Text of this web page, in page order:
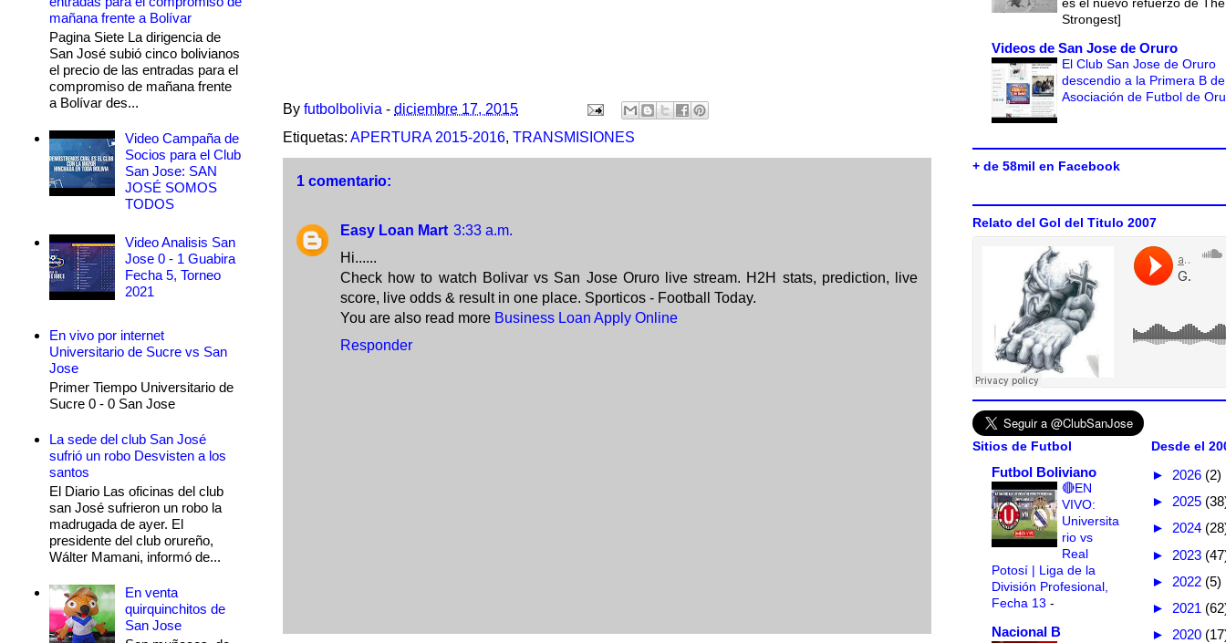
By futbolbolivia - diciembre 17, 2015
Etiquetas: APERTURA 2015-2016, TRANSMISIONES
1 comentario:
Easy Loan Mart 3:33 a.m.
Hi......
Check how to watch Bolivar vs San Jose Oruro live stream. H2H stats, prediction, live
score, live odds & result in one place. Sporticos - Football Today.
You are also read more Business Loan Apply Online
Responder
mañana frente a Bolívar
Pagina Siete La dirigencia de
San José subió cinco bolivianos
el precio de las entradas para el
compromiso de mañana frente
a Bolívar des...
Video Campaña de
Socios para el Club
San Jose: SAN
JOSÉ SOMOS
TODOS
Video Analisis San
Jose 0 - 1 Guabira
Fecha 5, Torneo
2021
En vivo por internet
Universitario de Sucre vs San
Jose
Primer Tiempo Universitario de
Sucre 0 - 0 San Jose
La sede del club San José
sufrió un robo Desvisten a los
santos
El Diario Las oficinas del club
san José sufrieron un robo la
madrugada de ayer. El
presidente del club orureño,
Wálter Mamani, informó de...
En venta
quirquinchitos de
San Jose
Strongest]
Videos de San Jose de Oruro
El Club San Jose de Oruro
descendio a la Primera B
Asociación de Futbol de
+ de 58mil en Facebook
Relato del Gol del Titulo 2007
Sitios de Futbol
Futbol Boliviano
🔴EN
VIVO:
Universita
rio vs
Real
Potosí | Liga de la
División Profesional,
Fecha 13 -
Nacional B
Desde el
► 2026 (2)
► 2025
► 2024
► 2023
► 2022 (5)
► 2021
► 2020